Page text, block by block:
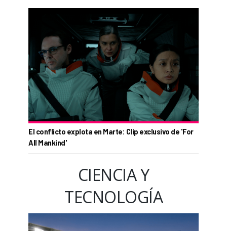
El conflicto explota en Marte: Clip exclusivo de 'For
All Mankind'
CIENCIA Y
TECNOLOGÍA